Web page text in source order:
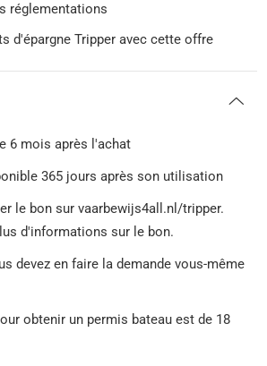
réglementations
d'épargne Tripper avec cette offre
6 mois après l'achat
365 jours après son utilisation
le bon sur vaarbewijs4all.nl/tripper.
d'informations sur le bon.
devez en faire la demande vous-même
obtenir un permis bateau est de 18